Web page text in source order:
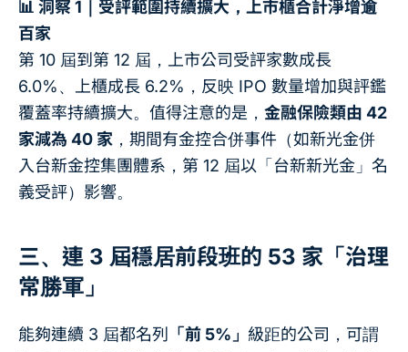
📊 洞察 1｜受評範圍持續擴大，上市櫃合計淨增逾
百家
第 10 屆到第 12 屆，上市公司受評家數成長
6.0%、上櫃成長 6.2%，反映 IPO 數量增加與評鑑
覆蓋率持續擴大。值得注意的是， 金融保險類由 42
家減為 40 家 ，期間有金控合併事件（如新光金併
入台新金控集團體系，第 12 屆以「台新新光金」名
義受評）影響。
三、連 3 屆穩居前段班的 53 家「治理
常勝軍」
能夠連續 3 屆都名列 「前 5%」 級距的公司，可謂